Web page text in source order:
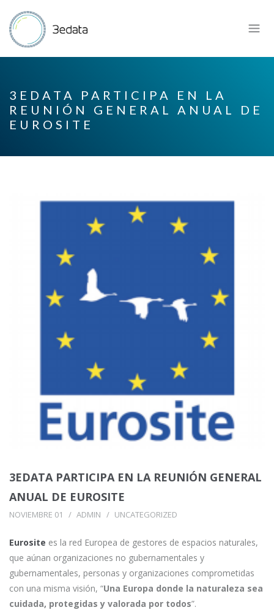
3EDATA PARTICIPA EN LA
REUNIÓN GENERAL ANUAL DE
EUROSITE
3EDATA PARTICIPA EN LA REUNIÓN GENERAL
ANUAL DE EUROSITE
NOVIEMBRE 01 ADMIN UNCATEGORIZED
Eurosite es la red Europea de gestores de espacios naturales,
que aúnan organizaciones no gubernamentales y
gubernamentales, personas y organizaciones comprometidas
con una misma visión, “Una Europa donde la naturaleza sea
cuidada, protegidas y valorada por todos”.